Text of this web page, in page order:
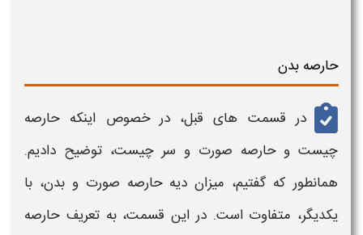
حارصه بدن
در قسمت های قبل، در خصوص اینکه حارصه
چیست و حارصه صورت و سر چیست، توضیح دادیم.
همانطور که گفتیم، میزان دیه حارصه صورت و بدن، با
یکدیگر، متفاوت است. در این قسمت، به تعریف حارصه